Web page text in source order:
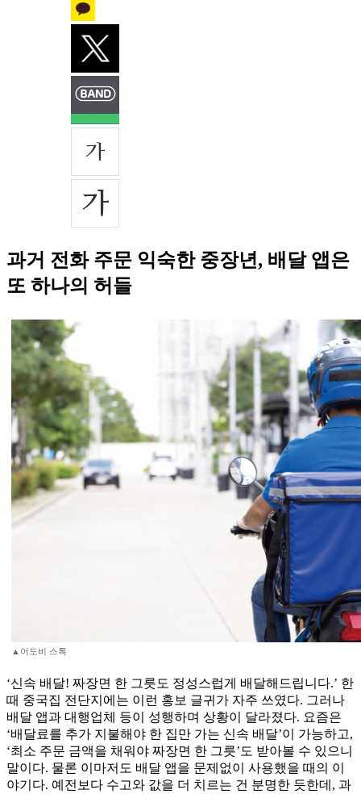
과거 전화 주문 익숙한 중장년, 배달 앱은
또 하나의 허들
▲어도비 스톡
‘신속 배달! 짜장면 한 그릇도 정성스럽게 배달해드립니다.’ 한
때 중국집 전단지에는 이런 홍보 글귀가 자주 쓰였다. 그러나
배달 앱과 대행업체 등이 성행하며 상황이 달라졌다. 요즘은
‘배달료를 추가 지불해야 한 집만 가는 신속 배달’이 가능하고,
‘최소 주문 금액을 채워야 짜장면 한 그릇’도 받아볼 수 있으니
말이다. 물론 이마저도 배달 앱을 문제없이 사용했을 때의 이
야기다. 예전보다 수고와 값을 더 치르는 건 분명한 듯한데, 과